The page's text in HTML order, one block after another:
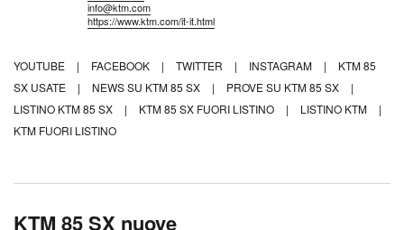
info@ktm.com
https://www.ktm.com/it-it.html
YOUTUBE | FACEBOOK | TWITTER | INSTAGRAM |
KTM 85
SX USATE
| NEWS SU KTM 85 SX | PROVE SU KTM 85 SX
|
LISTINO KTM 85 SX
| KTM 85 SX FUORI LISTINO | LISTINO KTM
|
KTM FUORI LISTINO
KTM 85 SX nuove